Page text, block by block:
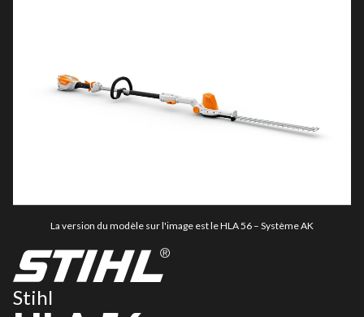
La version du modèle sur l'image est le HLA 56 – Système AK
Stihl